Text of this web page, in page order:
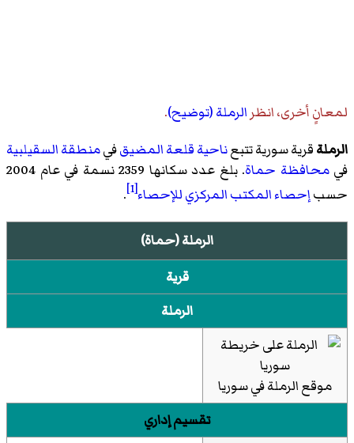
لمعانٍ أخرى، انظرالرملة (توضيح).
الرملةقرية سورية تتبعناحية قلعة المضيقفيمنطقة السقيلبية
فيمحافظة حماة
. بلغ عدد سكانها 2359 نسمة في عام 2004
حسبإحصاءالمكتب المركزي للإحصاء[1]
.
الرملة (حماة)
قرية
الرملة
موقع الرملة في سوريا
تقسيم إداري